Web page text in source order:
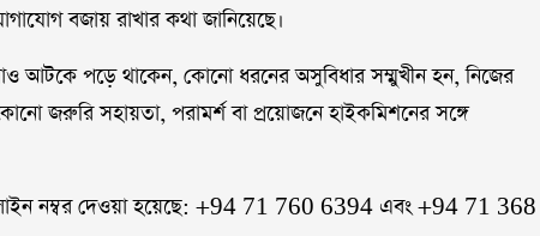
বজায় রাখার কথা জানিয়েছে।
আটকে পড়ে থাকেন, কোনো ধরনের অসুবিধার সম্মুখীন হন, নিজের
জরুরি সহায়তা, পরামর্শ বা প্রয়োজনে হাইকমিশনের সঙ্গে
নম্বর দেওয়া হয়েছে: +94 71 760 6394 এবং +94 71 368